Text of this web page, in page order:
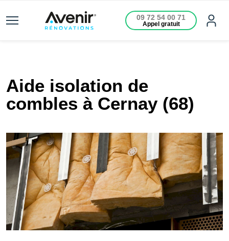
09 72 54 00 71
Appel gratuit
Aide isolation de
combles à Cernay (68)